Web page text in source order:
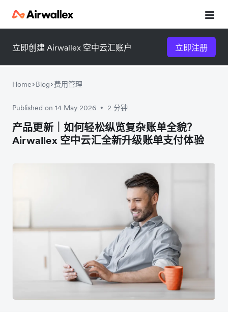
立即创建 Airwallex 空中云汇账户 立即注册
Home Blog 费用管理
Published on 14 May 2026 • 2 分钟
产品更新｜如何轻松纵览复杂账单全貌？
Airwallex 空中云汇全新升级账单支付体验
微信扫一扫，点击手机右上角
分享
微信扫一扫，点击手机右上角
分享